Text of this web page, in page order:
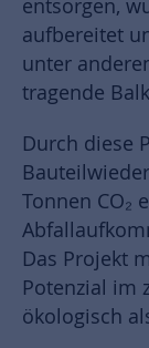
entsorgen,
aufbereitet
unter
tragende
Durch diese
Tonnen CO₂
Das Projekt
Potenzial im
ökologisch